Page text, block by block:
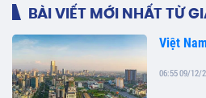
BÀI VIẾT MỚI NHẤT TỪ
Việt
06:55 09/12/